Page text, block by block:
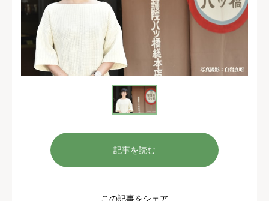
記事を読む
この記事をシェア